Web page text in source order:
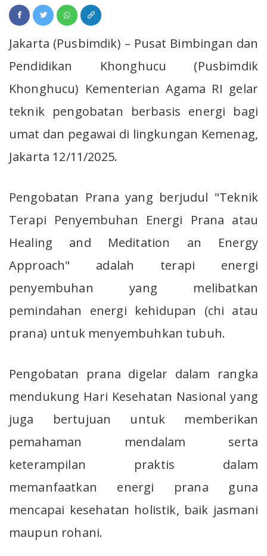
Jakarta (Pusbimdik) – Pusat Bimbingan dan
Pendidikan Khonghucu (Pusbimdik
Khonghucu) Kementerian Agama RI gelar
teknik pengobatan berbasis energi bagi
umat dan pegawai di lingkungan Kemenag,
Jakarta 12/11/2025.
Pengobatan Prana yang berjudul "Teknik
Terapi Penyembuhan Energi Prana atau
Healing and Meditation an Energy
Approach" adalah terapi energi
penyembuhan yang melibatkan
pemindahan energi kehidupan (chi atau
prana) untuk menyembuhkan tubuh.
Pengobatan prana digelar dalam rangka
mendukung Hari Kesehatan Nasional yang
juga bertujuan untuk memberikan
pemahaman mendalam serta
keterampilan praktis dalam
memanfaatkan energi prana guna
mencapai kesehatan holistik, baik jasmani
maupun rohani.